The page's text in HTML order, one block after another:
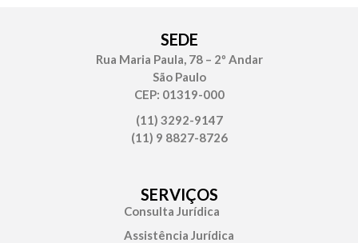
SEDE
Rua Maria Paula, 78 – 2º Andar
São Paulo
CEP: 01319-000
(11) 3292-9147
(11) 9 8827-8726
SERVIÇOS
Consulta Jurídica
Assistência Jurídica